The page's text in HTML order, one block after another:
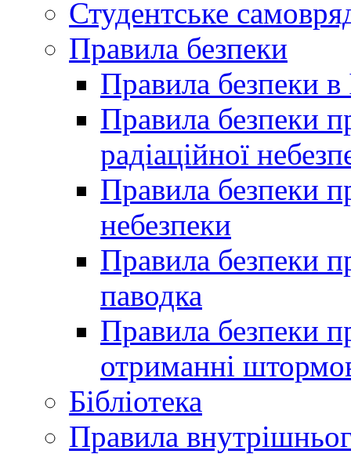
Студентське
Правила безпеки
Правила безпеки в
Правила безпеки
радіаційної
Правила безпеки
небезпеки
Правила безпеки
паводка
Правила безпеки
отриманні
Бібліотека
Правила